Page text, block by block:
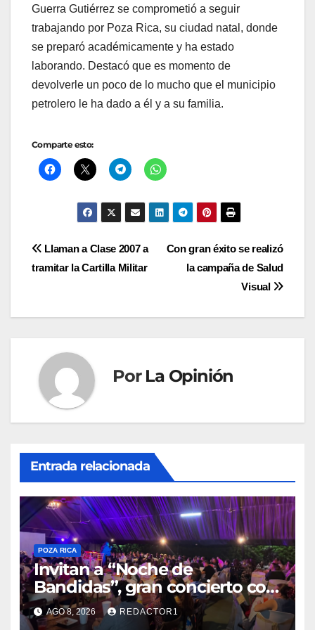
Guerra Gutiérrez se comprometió a seguir
trabajando por Poza Rica, su ciudad natal, donde
se preparó académicamente y ha estado
laborando. Destacó que es momento de
devolverle un poco de lo mucho que el municipio
petrolero le ha dado a él y a su familia.
Comparte esto:
Navegación
entradas
Con gran éxito se realizó
la campaña de Salud
Visual
Llaman a Clase 2007 a
tramitar la Cartilla Militar
Por La Opinión
Entrada relacionada
POZA RICA
Invitan a “Noche de
Bandidas”, gran concierto con
causa
AGO 8, 2026 REDACTOR1